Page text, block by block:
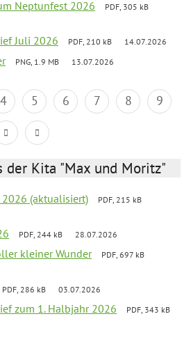
Neptunfest 2026
PDF, 305 kB
Juli 2026 PDF, 210 kB 14.07.2026
PNG, 1.9 MB 13.07.2026
4 5 6 7 8
9
der Kita "Max und Moritz"
2026 (aktualisiert)
PDF, 215 kB
PDF, 244 kB 28.07.2026
kleiner Wunder
PDF, 697 kB
PDF, 286 kB 03.07.2026
zum 1. Halbjahr 2026
PDF, 343 kB